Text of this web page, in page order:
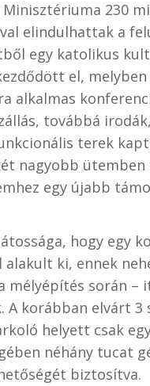
Minisztériuma 230
elindulhattak a
egy katolikus
el, melyben
alkalmas
továbbá
terek
nagyobb
egy újabb
hogy egy
ki, ennek
mélyépítés során –
A korábban elvárt 3
helyett csak
néhány tucat
biztosítva.